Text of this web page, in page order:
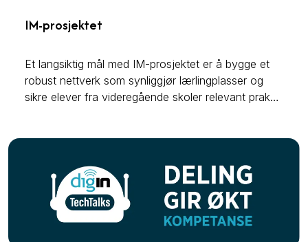
IM-prosjektet
Et langsiktig mål med IM-prosjektet er å bygge et
robust nettverk som synliggjør lærlingplasser og
sikre elever fra videregående skoler relevant praksis